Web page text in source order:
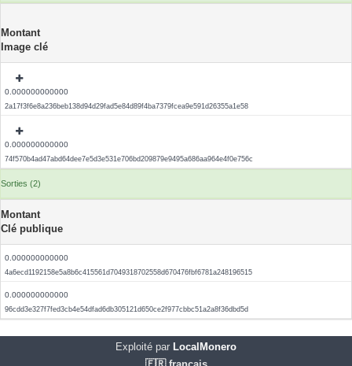
Montant
Image clé
0.000000000000
2a17f3f6e8a236beb138d94d29fad5e84d89f4ba7379fcea9e591d26355a1e58
0.000000000000
74f570b4ad47abd64dee7e5d3e531e706bd209879e9495a686aa964e4f0e756c
Sorties (2)
Montant
Clé publique
0.000000000000
4a6ecd1192158e5a8b6c415561d7049318702558d670476fbf6781a248196515
0.000000000000
96cdd3e327f7fed3cb4e54dfad6db305121d650ce2f977cbbc51a2a8f36dbd5d
Exploité par LocalMonero